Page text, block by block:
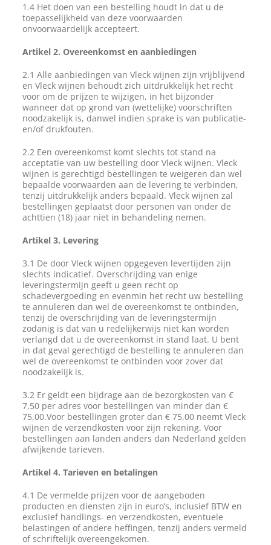
Zoeken
naar:
NL
1.4 Het doen van een bestelling houdt in dat u de
toepasselijkheid van deze voorwaarden
onvoorwaardelijk accepteert.
Artikel 2. Overeenkomst en aanbiedingen
2.1 Alle aanbiedingen van Vleck wijnen zijn vrijblijvend
en Vleck wijnen behoudt zich uitdrukkelijk het recht
voor om de prijzen te wijzigen, in het bijzonder
wanneer dat op grond van (wettelijke) voorschriften
noodzakelijk is, danwel indien sprake is van publicatie-
en/of drukfouten.
2.2 Een overeenkomst komt slechts tot stand na
acceptatie van uw bestelling door Vleck wijnen. Vleck
wijnen is gerechtigd bestellingen te weigeren dan wel
bepaalde voorwaarden aan de levering te verbinden,
tenzij uitdrukkelijk anders bepaald. Vleck wijnen zal
bestellingen geplaatst door personen van onder de
achttien (18) jaar niet in behandeling nemen.
Artikel 3. Levering
3.1 De door Vleck wijnen opgegeven levertijden zijn
slechts indicatief. Overschrijding van enige
leveringstermijn geeft u geen recht op
schadevergoeding en evenmin het recht uw bestelling
te annuleren dan wel de overeenkomst te ontbinden,
tenzij de overschrijding van de leveringstermijn
zodanig is dat van u redelijkerwijs niet kan worden
verlangd dat u de overeenkomst in stand laat. U bent
in dat geval gerechtigd de bestelling te annuleren dan
wel de overeenkomst te ontbinden voor zover dat
noodzakelijk is.
3.2 Er geldt een bijdrage aan de bezorgkosten van €
7,50 per adres voor bestellingen van minder dan €
75,00.Voor bestellingen groter dan € 75,00 neemt Vleck
wijnen de verzendkosten voor zijn rekening. Voor
bestellingen aan landen anders dan Nederland gelden
afwijkende tarieven.
Artikel 4. Tarieven en betalingen
4.1 De vermelde prijzen voor de aangeboden
producten en diensten zijn in euro’s, inclusief BTW en
exclusief handlings- en verzendkosten, eventuele
belastingen of andere heffingen, tenzij anders vermeld
of schriftelijk overeengekomen.